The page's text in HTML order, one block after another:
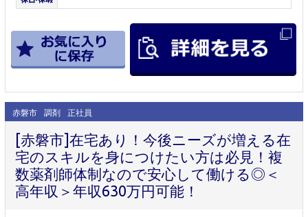
赤磐市 調剤 正社員
[赤磐市]在宅あり！今後ニーズが増える在
宅のスキルを身につけたい方は必見！複
数薬剤師体制なので安心して働ける◎＜
高年収＞年収630万円可能！